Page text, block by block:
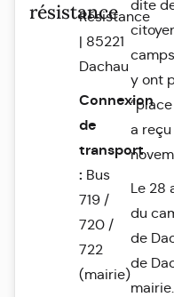
résistance
Résistance
| 85221
Dachau
Connexion
de
transport
: Bus
719 /
720 /
722
(mairie)
dite
y ont
a
Le 28
du
de
de